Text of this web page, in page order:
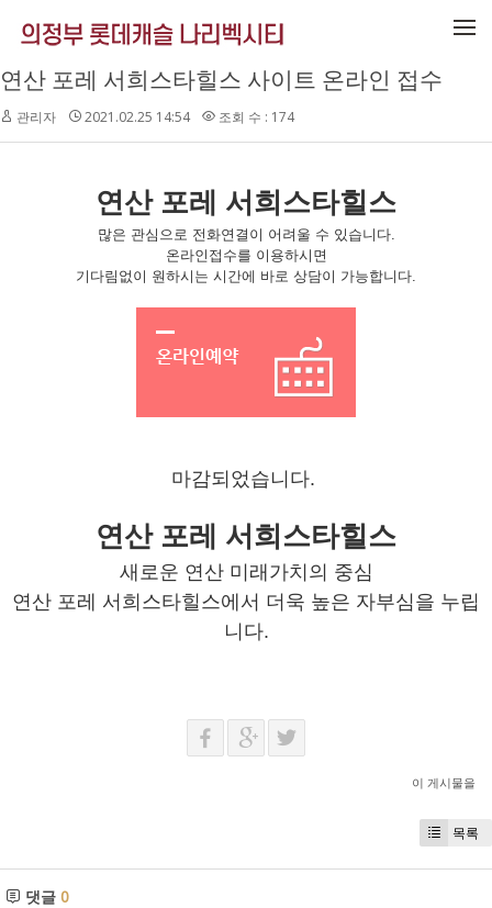
연산 포레 서희스타힐스 사이트 온라인 접수
관리자 2021.02.25 14:54 조회 수 : 174
연산 포레 서희스타힐스
많은 관심으로 전화연결이 어려울 수 있습니다.
온라인접수를 이용하시면
기다림없이 원하시는 시간에 바로 상담이 가능합니다.
마감되었습니다.
연산 포레 서희스타힐스
새로운 연산 미래가치의 중심
연산 포레 서희스타힐스에서 더욱 높은 자부심을 누립
니다.
이 게시물을
목록
댓글 0